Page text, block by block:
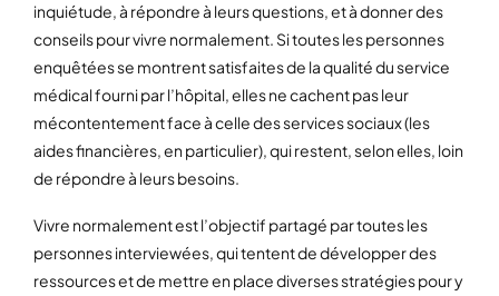
inquiétude, à répondre à leurs questions, et à donner des
conseils pour vivre normalement. Si toutes les personnes
enquêtées se montrent satisfaites de la qualité du service
médical fourni par l’hôpital, elles ne cachent pas leur
mécontentement face à celle des services sociaux (les
aides financières, en particulier), qui restent, selon elles, loin
de répondre à leurs besoins.
Vivre normalement est l’objectif partagé par toutes les
personnes interviewées, qui tentent de développer des
ressources et de mettre en place diverses stratégies pour y